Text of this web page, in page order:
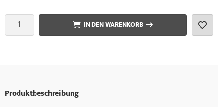
IN DEN WARENKORB
Produktbeschreibung